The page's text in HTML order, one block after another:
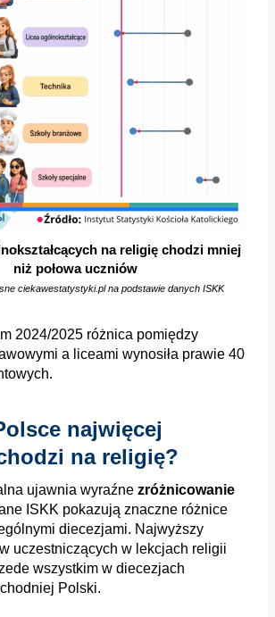
na religię chodzi mniej
niż połowa uczniów
ciekawestatystyki.pl na podstawie danych ISKK
2024/2025 różnica pomiędzy
a liceami wynosiła prawie 40
najwięcej
na religię?
ujawnia wyraźne zróżnicowanie
ISKK pokazują znaczne różnice
diecezjami. Najwyższy
uczestniczących w lekcjach religii
wszystkim w diecezjach
Polski.